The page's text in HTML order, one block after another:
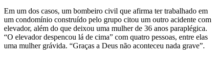
Em um dos casos, um bombeiro civil que afirma ter trabalhado em
um condomínio construído pelo grupo citou um outro acidente com
elevador, além do que deixou uma mulher de 36 anos paraplégica.
“O elevador despencou lá de cima” com quatro pessoas, entre elas
uma mulher grávida. “Graças a Deus não aconteceu nada grave”.